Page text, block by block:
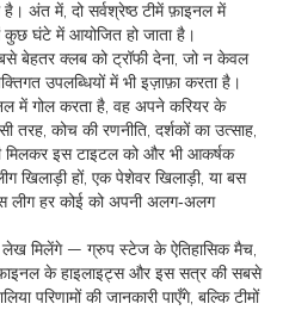
अंत में, दो सर्वश्रेष्ठ टीमेंफ़ाइनलमें
घंटे में आयोजित हो जाता है।
बेहतर क्लब को ट्रॉफी देना, जो न केवल
उपलब्धियों में भी इज़ाफ़ा करता है।
में गोल करता है, वह अपने करियर के
तरह, कोच की रणनीति, दर्शकों का उत्साह,
मिलकर इस टाइटल को और भी आकर्षक
खिलाड़ी हों, एक पेशेवर खिलाड़ी, या बस
लीग हर कोई को अपनी अलग‑अलग
लेख मिलेंगे — ग्रुप स्टेज के ऐतिहासिक मैच,
के हाइलाइट्स और इस सत्र की सबसे
परिणामों की जानकारी पाएँगे, बल्कि टीमों